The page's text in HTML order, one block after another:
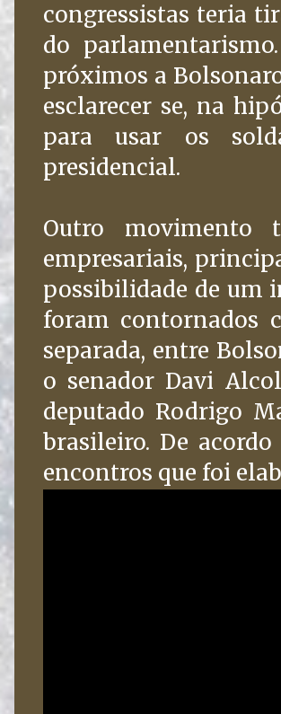
congressistas teria
do
próximos a
esclarecer se, na
para usar os
presidencial.
Outro movimento
empresariais,
possibilidade de um
foram contornados
separada, entre
o senador Davi
deputado Rodrigo
brasileiro. De
encontros que foi